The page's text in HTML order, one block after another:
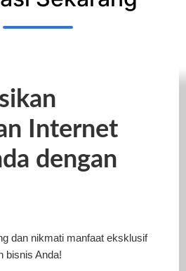
Internet
dengan
dan nikmati manfaat eksklusif
bisnis Anda!